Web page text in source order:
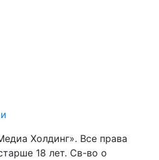
Холдинг». Все права
18 лет. Св-во о